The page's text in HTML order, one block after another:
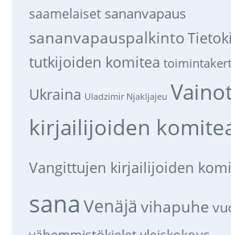
saamelaiset sananvapaus
sananvapauspalkinto
tutkijoiden komitea
Ukraina Uladzimir Njakljajeu
kirjailijoiden
Vangittujen kirjailijoiden
sana Venäjä vihapuhe